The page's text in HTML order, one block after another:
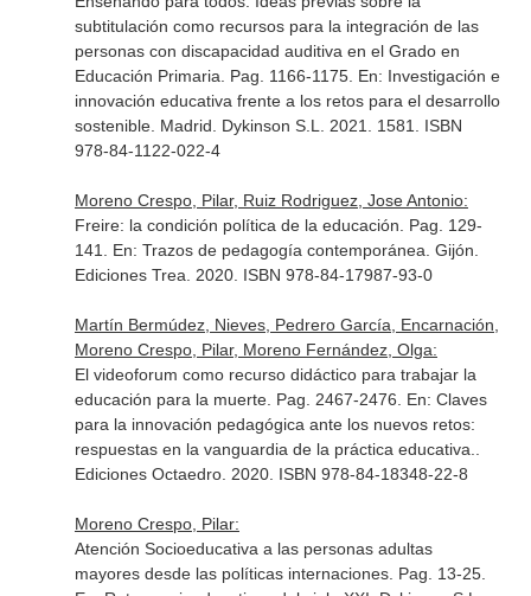
subtitulación como recursos para la integración de las
personas con discapacidad auditiva en el Grado en
Educación Primaria. Pag. 1166-1175. En: Investigación e
innovación educativa frente a los retos para el desarrollo
sostenible. Madrid. Dykinson S.L. 2021. 1581. ISBN
978-84-1122-022-4
Moreno Crespo, Pilar, Ruiz Rodriguez, Jose Antonio:
Freire: la condición política de la educación. Pag. 129-
141. En: Trazos de pedagogía contemporánea . Gijón.
Ediciones Trea. 2020. ISBN 978-84-17987-93-0
Martín Bermúdez, Nieves, Pedrero García, Encarnación,
Moreno Crespo, Pilar, Moreno Fernández, Olga:
El videoforum como recurso didáctico para trabajar la
educación para la muerte. Pag. 2467-2476. En: Claves
para la innovación pedagógica ante los nuevos retos:
respuestas en la vanguardia de la práctica educativa.
Ediciones Octaedro. 2020. ISBN 978-84-18348-22-8
Moreno Crespo, Pilar:
Atención Socioeducativa a las personas adultas
mayores desde las políticas internaciones. Pag. 13-25.